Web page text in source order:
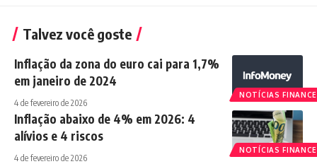
Talvez você goste
NOTÍCIAS
Inflação da zona do euro cai para 1,7%
em janeiro de 2024
4 de fevereiro de 2026
NOTÍCIAS
Inflação abaixo de 4% em 2026: 4
alívios e 4 riscos
4 de fevereiro de 2026